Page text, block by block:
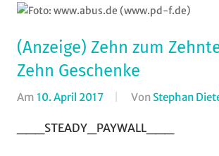
(Anzeige) Zehn zum
Zehn Geschenke
Am 10. April 2017 Von Stephan
___STEADY_PAYWALL___